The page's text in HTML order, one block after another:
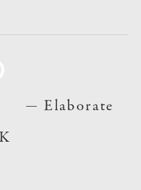
Elaborate